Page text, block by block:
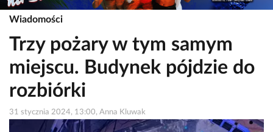
Wiadomości
Trzy pożary w tym samym
miejscu. Budynek pójdzie do
rozbiórki
31 stycznia 2024, 13:00, Anna Kluwak